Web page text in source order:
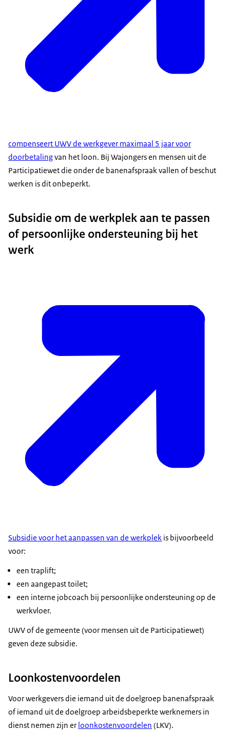
compenseert UWV de werkgever maximaal 5 jaar voor
doorbetalingvan het loon. Bij Wajongers en mensen uit de
Participatiewet die onder de banenafspraak vallen of beschut
werken is dit onbeperkt.
Subsidie om de werkplek aan te passen
of persoonlijke ondersteuning bij het
werk
Subsidie voor het aanpassen van de werkplek is bijvoorbeeld
voor:
een traplift;
een aangepast toilet;
een interne jobcoach bij persoonlijke ondersteuning op de
werkvloer.
UWV of de gemeente (voor mensen uit de Participatiewet)
geven deze subsidie.
Loonkostenvoordelen
Voor werkgevers die iemand uit de doelgroep banenafspraak
of iemand uit de doelgroep arbeidsbeperkte werknemers in
dienst nemen zijn er loonkostenvoordelen (LKV).